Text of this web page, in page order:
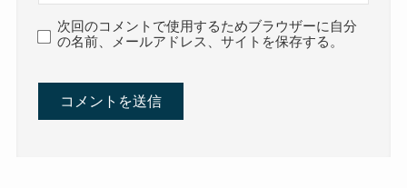
次回のコメントで使用するためブラウザーに自分
の名前、メールアドレス、サイトを保存する。